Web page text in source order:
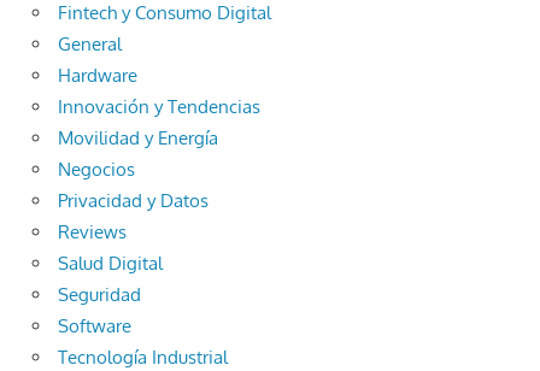
Fintech y Consumo Digital
General
Hardware
Innovación y Tendencias
Movilidad y Energía
Negocios
Privacidad y Datos
Reviews
Salud Digital
Seguridad
Software
Tecnología Industrial